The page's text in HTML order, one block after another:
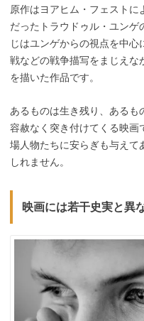
原作はヨアヒム・フェスト
だったトラウドゥル・ユンゲ
じはユンゲからの視点を中
戦などの戦争描写をまじえな
を描いた作品です。
あるものは生き残り、あるも
容赦なく突き付けてくる映画
場人物たちに安らぎも与えて
しれません。
映画には若干史実と異